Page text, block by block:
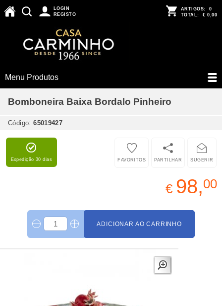
LOGIN
REGISTO
ARTIGOS: 0
TOTAL: € 0,00
Menu Produtos
Bomboneira Baixa Bordalo Pinheiro
Código:65019427
Expedição 30 dias SUGERIR
PARTILHAR
FAVORITOS
€ 98,00
ADICIONAR AO CARRINHO